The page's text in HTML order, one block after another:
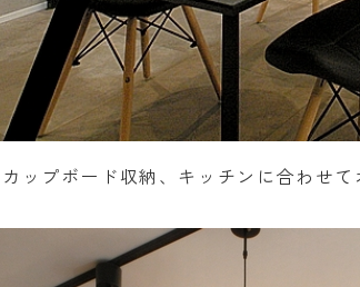
ップボード収納、キッチンに合わせ